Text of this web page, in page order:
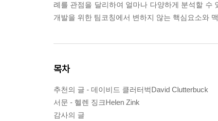
례를 관점을 달리하여 얼마나 다양하게 분석할 수
개발을 위한 팀코칭에서 변하지 않는 핵심요소와
목차
추천의 글 - 데이비드 클러터벅David Clutterbuck
서문 - 헬렌 징크Helen Zink
감사의 글